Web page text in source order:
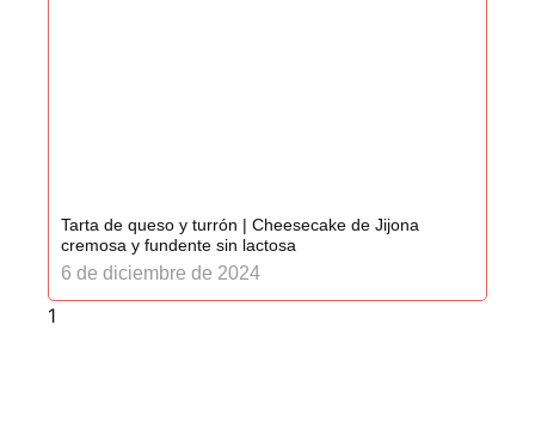
Tarta de queso y turrón | Cheesecake de Jijona
cremosa y fundente sin lactosa
6 de diciembre de 2024